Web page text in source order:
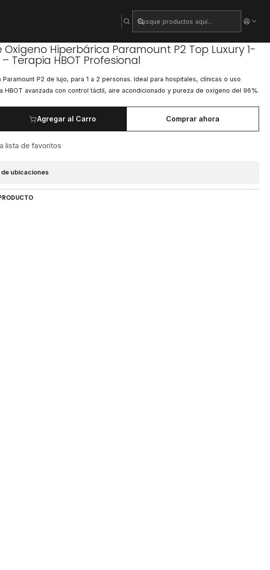
Luxury 1-2 Personas – Terapia HBOT Profesional
Hiperbárica Paramount P2 Top Luxury 1-
Terapia HBOT Profesional
Paramount P2 de lujo, para 1 a 2 personas. Ideal para hospitales, clínicas o uso
HBOT avanzada con control táctil, aire acondicionado y pureza de oxígeno del 96%.
Agregar al Carro Comprar ahora
lista de favoritos
ubicaciones